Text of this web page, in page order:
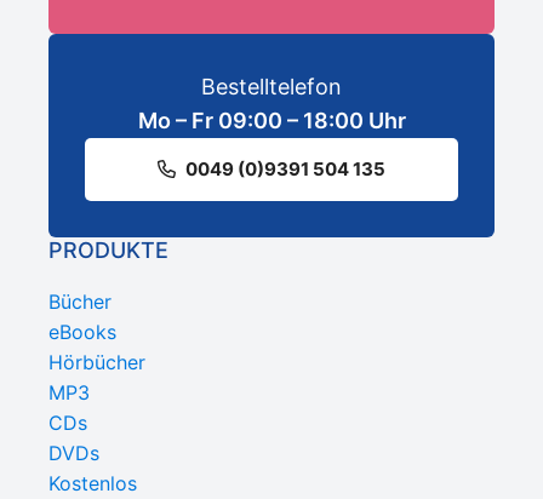
Bestelltelefon
Mo – Fr 09:00 – 18:00 Uhr
0049 (0)9391 504 135
PRODUKTE
Bücher
eBooks
Hörbücher
MP3
CDs
DVDs
Kostenlos